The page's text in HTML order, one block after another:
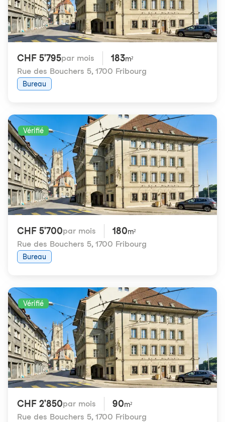
CHF 5'795par mois 183m²
Rue des Bouchers 5, 1700 Fribourg
Bureau
Vérifié
CHF 5'700par mois 180m²
Rue des Bouchers 5, 1700 Fribourg
Bureau
Vérifié
CHF 2'850par mois 90m²
Rue des Bouchers 5, 1700 Fribourg